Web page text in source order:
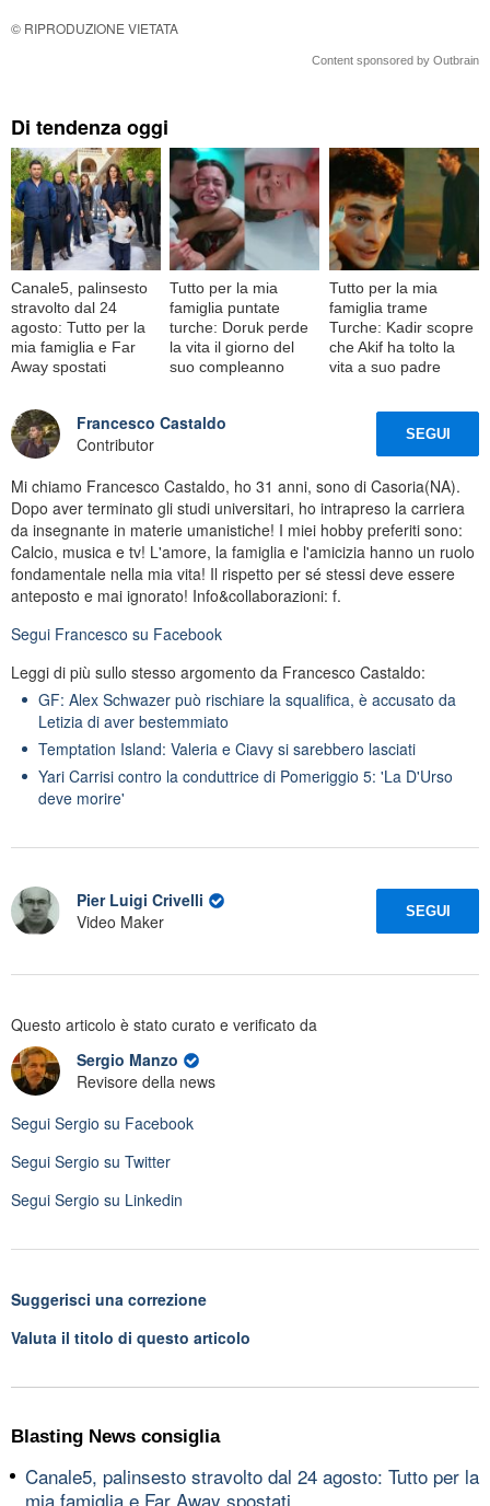
© RIPRODUZIONE VIETATA
Content sponsored by Outbrain
Di tendenza oggi
Canale5, palinsesto
stravolto dal 24
agosto: Tutto per la
mia famiglia e Far
Away spostati
Tutto per la mia
famiglia puntate
turche: Doruk perde
la vita il giorno del
suo compleanno
Tutto per la mia
famiglia trame
Turche: Kadir scopre
che Akif ha tolto la
vita a suo padre
Francesco Castaldo
Contributor
SEGUI
Mi chiamo Francesco Castaldo, ho 31 anni, sono di Casoria(NA).
Dopo aver terminato gli studi universitari, ho intrapreso la carriera
da insegnante in materie umanistiche! I miei hobby preferiti sono:
Calcio, musica e tv! L'amore, la famiglia e l'amicizia hanno un ruolo
fondamentale nella mia vita! Il rispetto per sé stessi deve essere
anteposto e mai ignorato! Info&collaborazioni: f.
Segui Francesco su Facebook
Leggi di più sullo stesso argomento da Francesco Castaldo:
GF: Alex Schwazer può rischiare la squalifica, è accusato da
Letizia di aver bestemmiato
Temptation Island: Valeria e Ciavy si sarebbero lasciati
Yari Carrisi contro la conduttrice di Pomeriggio 5: 'La D'Urso
deve morire'
Pier Luigi Crivelli
Video Maker
SEGUI
Questo articolo è stato curato e verificato da
Sergio Manzo
Revisore della news
Segui Sergio su Facebook
Segui Sergio su Twitter
Segui Sergio su Linkedin
Suggerisci una correzione
Valuta il titolo di questo articolo
Blasting News consiglia
Canale5, palinsesto stravolto dal 24 agosto: Tutto per la
mia famiglia e Far Away spostati